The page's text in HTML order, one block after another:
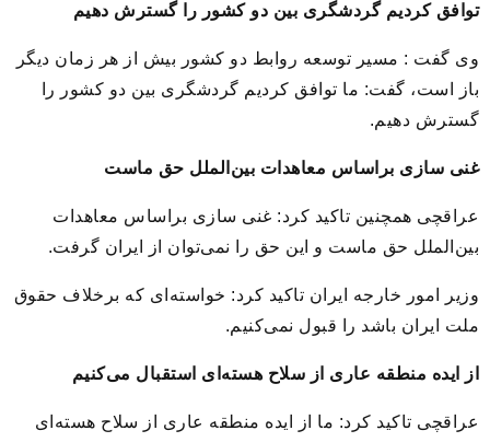
توافق کردیم گردشگری بین دو کشور را گسترش دهیم
وی گفت : مسیر توسعه روابط دو کشور بیش از هر زمان دیگر
باز است، گفت: ما توافق کردیم گردشگری بین دو کشور را
گسترش دهیم.
غنی سازی براساس معاهدات بین‌الملل حق ماست
عراقچی همچنین تاکید کرد: غنی سازی براساس معاهدات
بین‌الملل حق ماست و این حق را نمی‌توان از ایران گرفت.
وزیر امور خارجه ایران تاکید کرد: خواسته‌ای که برخلاف حقوق
ملت ایران باشد را قبول نمی‌کنیم.
از ایده منطقه عاری از سلاح هسته‌ای استقبال می‌کنیم
عراقچی تاکید کرد: ما از ایده منطقه عاری از سلاح هسته‌ای